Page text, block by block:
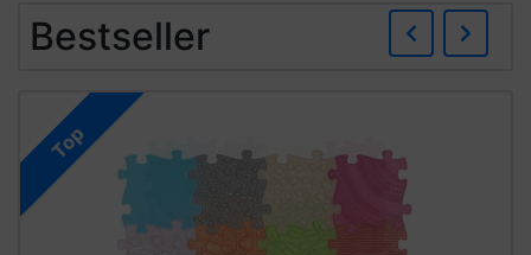
Bestseller
Top